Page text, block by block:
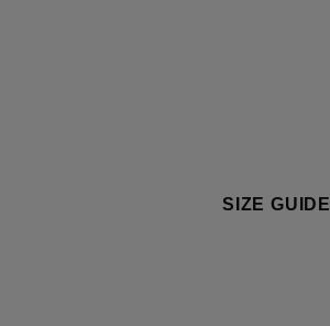
SIZE GUIDE